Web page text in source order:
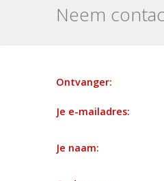
Neem
Ontvanger:
Je e-mailadres:
Je naam: